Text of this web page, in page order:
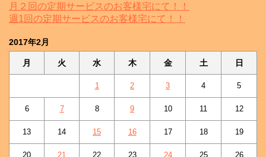
月２回の定期サービスのお客様宅にて！！
週1回の定期サービスのお客様宅にて！！
2017年2月
月 火 水 木 金 土 日
1 2 3 4 5
6 7 8 9 10 11 12
13 14 15 16 17 18 19
20 21 22 23 24 25 26